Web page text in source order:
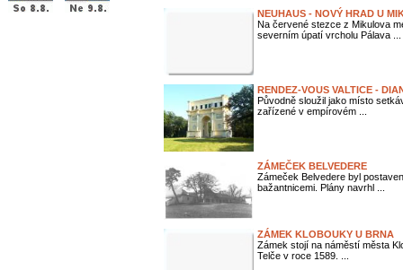
NEUHAUS - NOVÝ HRAD U
Na červené stezce z Mikulova
severním úpatí vrcholu Pálava ...
RENDEZ-VOUS VALTICE -
Původně sloužil jako místo
zařízené v empírovém ...
ZÁMEČEK BELVEDERE
Zámeček Belvedere byl
bažantnicemi. Plány navrhl ...
ZÁMEK KLOBOUKY U BRNA
Zámek stojí na náměstí města
Telče v roce 1589. ...